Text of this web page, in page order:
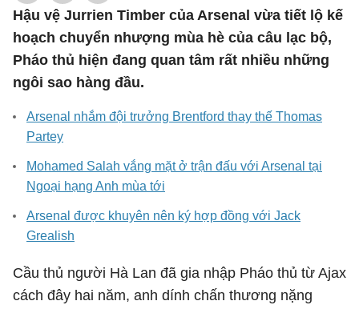
Hậu vệ Jurrien Timber của Arsenal vừa tiết lộ kế
hoạch chuyển nhượng mùa hè của câu lạc bộ,
Pháo thủ hiện đang quan tâm rất nhiều những
ngôi sao hàng đầu.
Arsenal nhắm đội trưởng Brentford thay thế Thomas
Partey
Mohamed Salah vắng mặt ở trận đấu với Arsenal tại
Ngoại hạng Anh mùa tới
Arsenal được khuyên nên ký hợp đồng với Jack
Grealish
Cầu thủ người Hà Lan đã gia nhập Pháo thủ từ Ajax
cách đây hai năm, anh dính chấn thương nặng